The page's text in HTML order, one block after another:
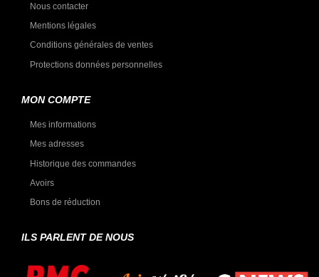
Nous contacter
Mentions légales
Conditions générales de ventes
Protections données personnelles
MON COMPTE
Mes informations
Mes adresses
Historique des commandes
Avoirs
Bons de réduction
ILS PARLENT DE NOUS